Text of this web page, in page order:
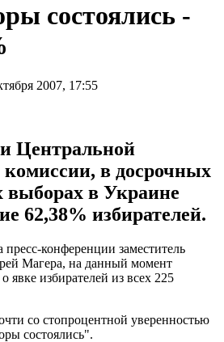
состоялись -
2007, 17:55
Центральной
комиссии, в досрочных
выборах в Украине
62,38% избирателей.
конференции заместитель
Магера, на данный момент
явке избирателей из всех 225
со стопроцентной уверенностью
состоялись".